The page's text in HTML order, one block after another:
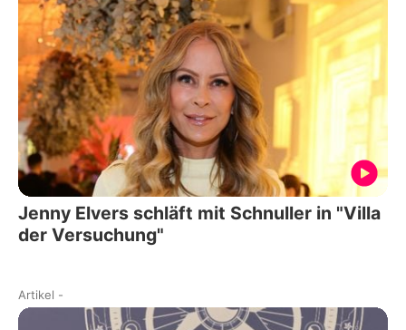
Jenny Elvers schläft mit Schnuller in "Villa
der Versuchung"
Artikel -